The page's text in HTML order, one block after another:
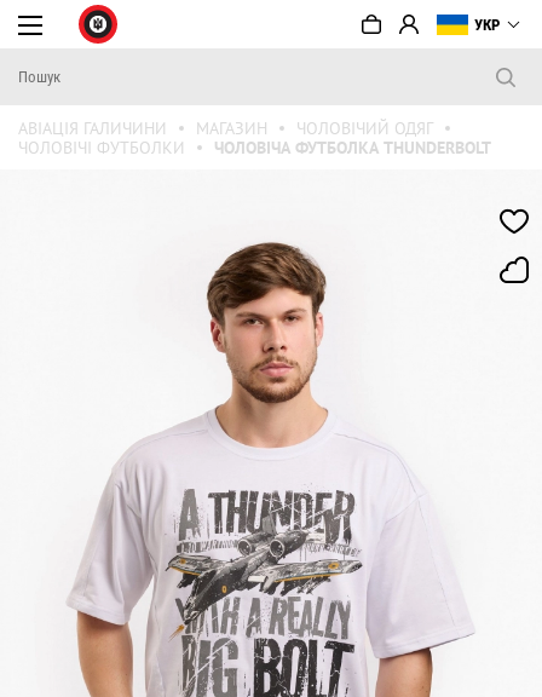
УКР
АВІАЦІЯ ГАЛИЧИНИ МАГАЗИН
ЧОЛОВІЧИЙ ОДЯГ
ЧОЛОВІЧІ ФУТБОЛКИ
ЧОЛОВІЧА ФУТБОЛКА THUNDERBOLT